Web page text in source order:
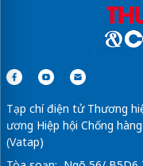
Tạp chí điện tử Thương
ương Hiệp hội Chống
(Vatap)